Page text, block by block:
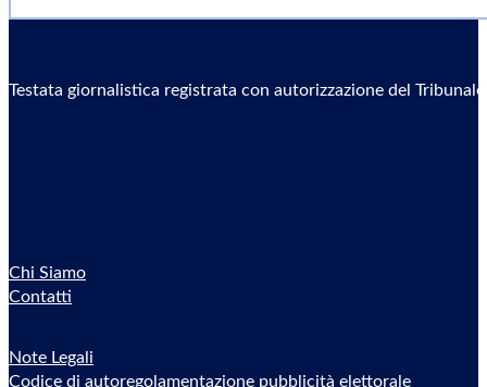
Testata giornalistica registrata con autorizzazione del
Chi Siamo
Contatti
Note Legali
Codice di autoregolamentazione pubblicità elettorale